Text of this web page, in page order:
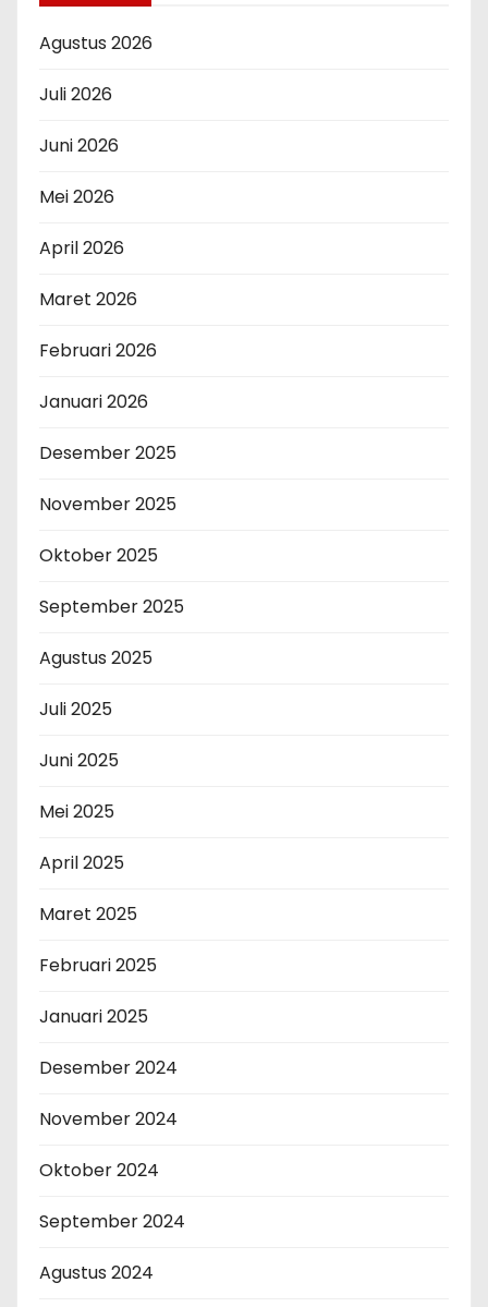
Agustus 2026
Juli 2026
Juni 2026
Mei 2026
April 2026
Maret 2026
Februari 2026
Januari 2026
Desember 2025
November 2025
Oktober 2025
September 2025
Agustus 2025
Juli 2025
Juni 2025
Mei 2025
April 2025
Maret 2025
Februari 2025
Januari 2025
Desember 2024
November 2024
Oktober 2024
September 2024
Agustus 2024